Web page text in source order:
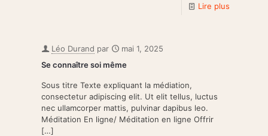
Lire plus
Léo Durand par
mai 1, 2025
Se connaître soi même
Sous titre Texte expliquant la médiation,
consectetur adipiscing elit. Ut elit tellus, luctus
nec ullamcorper mattis, pulvinar dapibus leo.
Méditation En ligne/ Méditation en ligne Offrir
[…]